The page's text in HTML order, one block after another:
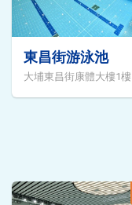
東昌街游泳池
大埔東昌街康體大樓1樓